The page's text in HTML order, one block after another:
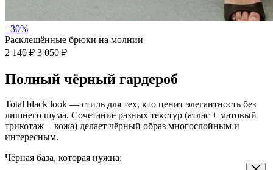
−30%
Расклешённые брюки на молнии
2 140 ₽ 3 050 ₽
Полный чёрный гардероб
Total black look — стиль для тех, кто ценит элегантность без
лишнего шума. Сочетание разных текстур (атлас + матовый
трикотаж + кожа) делает чёрный образ многослойным и
интересным.
Чёрная база, которая нужна: